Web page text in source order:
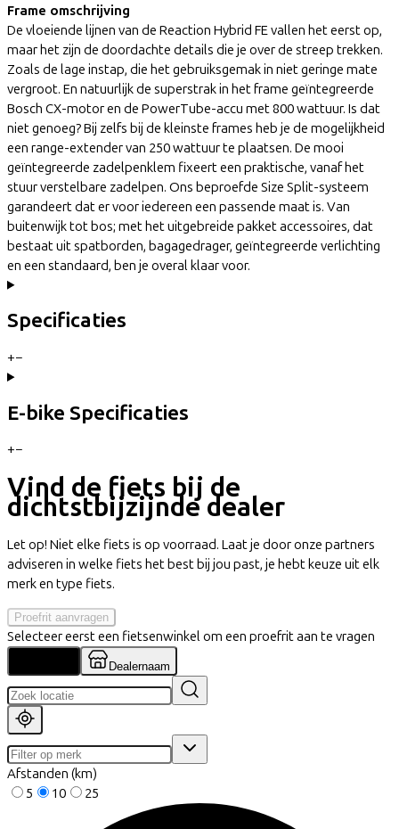
Frame omschrijving
De vloeiende lijnen van de Reaction Hybrid FE vallen het eerst op,
maar het zijn de doordachte details die je over de streep trekken.
Zoals de lage instap, die het gebruiksgemak in niet geringe mate
vergroot. En natuurlijk de superstrak in het frame geïntegreerde
Bosch CX-motor en de PowerTube-accu met 800 wattuur. Is dat
niet genoeg? Bij zelfs bij de kleinste frames heb je de mogelijkheid
een range-extender van 250 wattuur te plaatsen. De mooi
geïntegreerde zadelpenklem fixeert een praktische, vanaf het
stuur verstelbare zadelpen. Ons beproefde Size Split-systeem
garandeert dat er voor iedereen een passende maat is. Van
buitenwijk tot bos; met het uitgebreide pakket accessoires, dat
bestaat uit spatborden, bagagedrager, geïntegreerde verlichting
en een standaard, ben je overal klaar voor.
Specificaties
+−
E-bike Specificaties
+−
Vind de fiets bij de
dichtstbijzijnde dealer
Let op! Niet elke fiets is op voorraad. Laat je door onze partners
adviseren in welke fiets het best bij jou past, je hebt keuze uit elk
merk en type fiets.
Proefrit aanvragen
Selecteer eerst een fietsenwinkel om een proefrit aan te vragen
Dealernaam
Afstanden (km)
5
10 25